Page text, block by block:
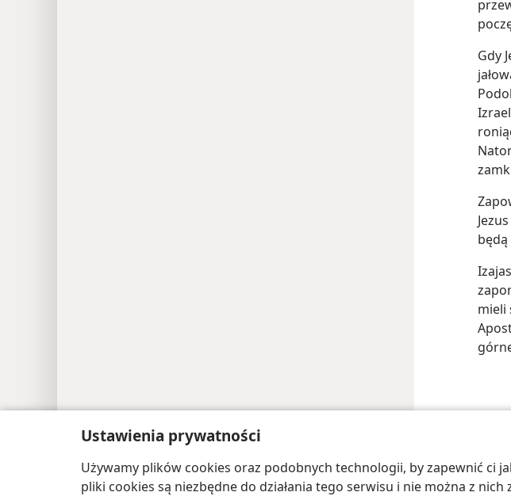
Ustawienia prywatności
Używamy plików cookies oraz podobnych technologii, by zapewnić ci
pliki cookies są niezbędne do działania tego serwisu i nie można z
Gdy
mieli
Copyright© 2026 Watch Tower Bible and Tract Society of Pennsylvania